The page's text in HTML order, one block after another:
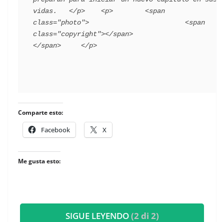
vidas.   </p>    <p>        <span
class="photo">                        <span
class="copyright"></span>
Comparte esto:
Facebook X
Me gusta esto:
SIGUE LEYENDO(2 di 2)